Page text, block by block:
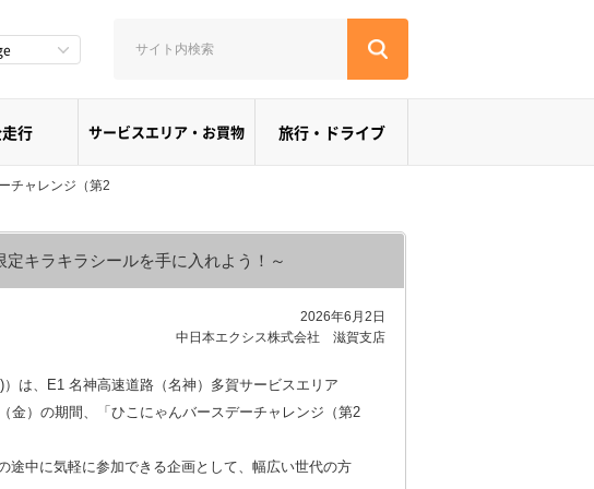
行 サービスエリア・お買物 旅行・ドライブ
チャレンジ（第2
キラキラシールを手に入れよう！～
2026年6月2日
中日本エクシス株式会社 滋賀支店
は、E1 名神高速道路（名神）多賀サービスエリア
金）の期間、「ひこにゃんバースデーチャレンジ（第2
中に気軽に参加できる企画として、幅広い世代の方